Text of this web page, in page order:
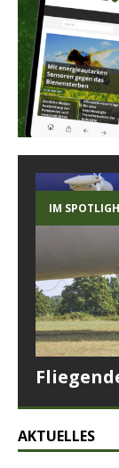
IM
AKTUELLES